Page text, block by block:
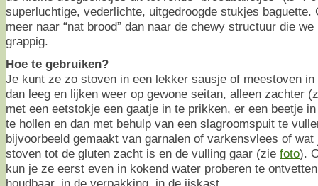
superluchtige, vederlichte, uitgedroogde stukjes baguette.
meer naar “nat brood” dan naar de chewy structuur die
grappig.
Hoe te gebruiken?
Je kunt ze zo stoven in een lekker sausje of meestoven
dan leeg en lijken weer op gewone seitan, alleen zachter
met een eetstokje een gaatje in te prikken, er een beetje
te hollen en dan met behulp van een slagroomspuit te
bijvoorbeeld gemaakt van garnalen of varkensvlees of
stoven tot de gluten zacht is en de vulling gaar (zie foto).
kun je ze eerst even in kokend water proberen te
houdbaar, in de verpakking, in de ijskast.